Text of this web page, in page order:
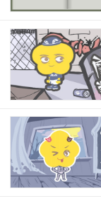
病的发生。
学业运
在2024年5月
讨会，交流会
视野。此外，
师或者导师，